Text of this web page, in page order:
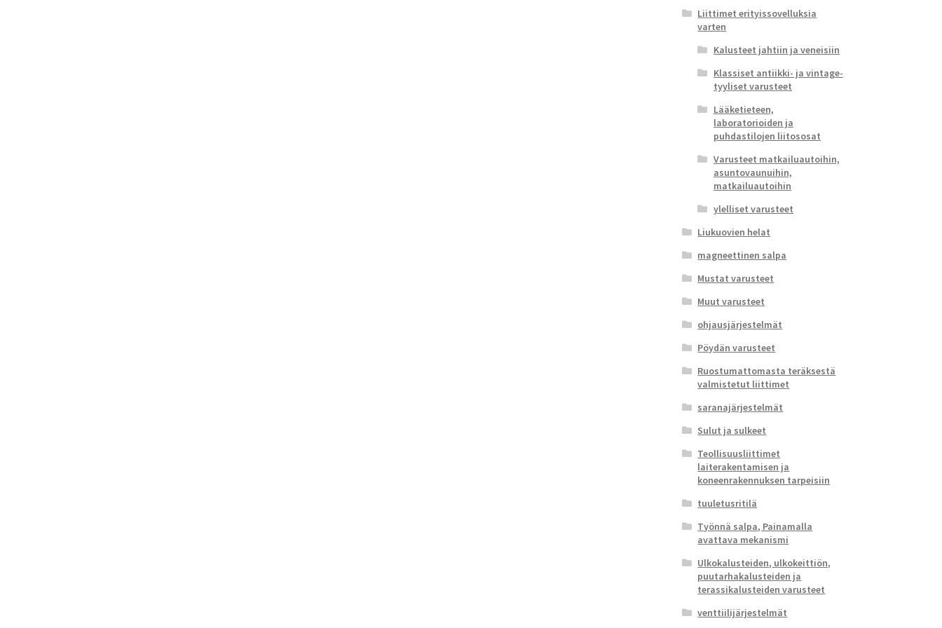
Liittimet erityissovelluksia
varten
Kalusteet jahtiin ja veneisiin
Klassiset antiikki- ja vintage-
tyyliset varusteet
Lääketieteen,
laboratorioiden ja
puhdastilojen liitososat
Varusteet matkailuautoihin,
asuntovaunuihin,
matkailuautoihin
ylelliset varusteet
Liukuovien helat
magneettinen salpa
Mustat varusteet
Muut varusteet
ohjausjärjestelmät
Pöydän varusteet
Ruostumattomasta teräksestä
valmistetut liittimet
saranajärjestelmät
Sulut ja sulkeet
Teollisuusliittimet
laiterakentamisen ja
koneenrakennuksen tarpeisiin
tuuletusritilä
Työnnä salpa, Painamalla
avattava mekanismi
Ulkokalusteiden, ulkokeittiön,
puutarhakalusteiden ja
terassikalusteiden varusteet
venttiilijärjestelmät